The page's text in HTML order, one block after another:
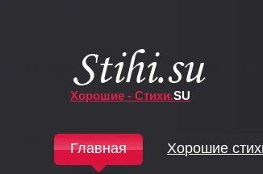
Хорошие - Стихи.SU
Главная Хорошие